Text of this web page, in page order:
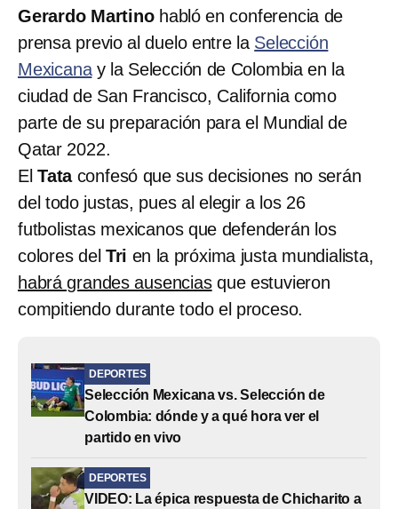
Gerardo Martinohabló en conferencia de
prensa previo al duelo entre la Selección
Mexicanay la Selección de Colombia en la
ciudad de San Francisco, California como
parte de su preparación para el Mundial de
Qatar 2022.
El Tataconfesó que sus decisiones no serán
del todo justas, pues al elegir a los 26
futbolistas mexicanos que defenderán los
colores del Tri en la próxima justa mundialista,
habrá grandes ausenciasque estuvieron
compitiendo durante todo el proceso.
DEPORTES
Selección Mexicana vs. Selección de
Colombia: dónde y a qué hora ver el
partido en vivo
DEPORTES
VIDEO: La épica respuesta de Chicharito a